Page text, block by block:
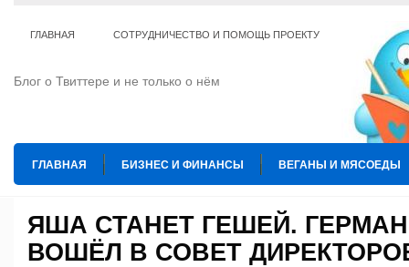
ГЛАВНАЯ СОТРУДНИЧЕСТВО И ПОМОЩЬ ПРОЕКТУ
Блог о Твиттере и не только о нём
ГЛАВНАЯ БИЗНЕС И ФИНАНСЫ ВЕГАНЫ И МЯСОЕДЫ
ТЕ КОГО ПРИРУЧИЛИ ШАХМАТЫ
ЯША СТАНЕТ ГЕШЕЙ.
ВОШЁЛ В СОВЕТ